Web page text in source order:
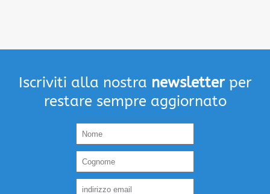
Iscriviti alla nostra newsletterper
restare sempre aggiornato